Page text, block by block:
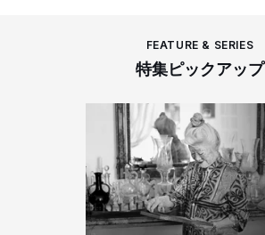
FEATURE & SERIES
特集ピックアップ